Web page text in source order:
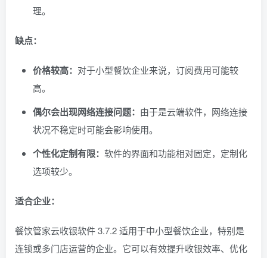
理。
缺点：
价格较高： 对于小型餐饮企业来说，订阅费用可能较
高。
偶尔会出现网络连接问题： 由于是云端软件，网络连接
状况不稳定时可能会影响使用。
个性化定制有限： 软件的界面和功能相对固定，定制化
选项较少。
适合企业：
餐饮管家云收银软件 3.7.2 适用于中小型餐饮企业，特别是
连锁或多门店运营的企业。它可以有效提升收银效率、优化